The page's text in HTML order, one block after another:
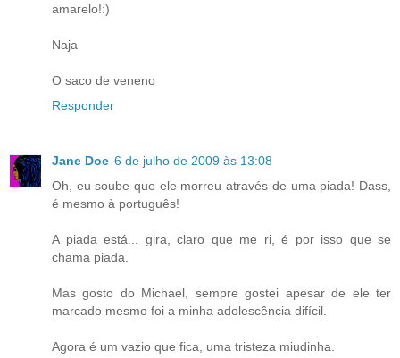
amarelo!:)
Naja
O saco de veneno
Responder
Jane Doe 6 de julho de 2009 às 13:08
Oh, eu soube que ele morreu através de uma piada! Dass,
é mesmo à português!
A piada está... gira, claro que me ri, é por isso que se
chama piada.
Mas gosto do Michael, sempre gostei apesar de ele ter
marcado mesmo foi a minha adolescência difícil.
Agora é um vazio que fica, uma tristeza miudinha.